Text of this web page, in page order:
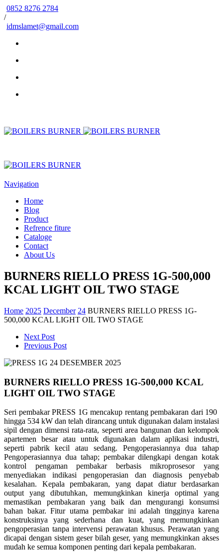
0852 8276 2784
/
idmslamet@gmail.com
Navigation
Home
Blog
Product
Refrence fiture
Cataloge
Contact
About Us
BURNERS RIELLO PRESS 1G-500,000
KCAL LIGHT OIL TWO STAGE
Home 2025 December 24 BURNERS RIELLO PRESS 1G-
500,000 KCAL LIGHT OIL TWO STAGE
Next Post
Previous Post
BURNERS RIELLO PRESS 1G-500,000 KCAL
LIGHT OIL TWO STAGE
Seri pembakar PRESS 1G mencakup rentang pembakaran dari 190
hingga 534 kW dan telah dirancang untuk digunakan dalam instalasi
sipil dengan dimensi rata-rata, seperti area bangunan dan kelompok
apartemen besar atau untuk digunakan dalam aplikasi industri,
seperti pabrik kecil atau sedang. Pengoperasiannya dua tahap
Pengoperasiannya dua tahap; pembakar dilengkapi dengan kotak
kontrol pengaman pembakar berbasis mikroprosesor yang
menyediakan indikasi pengoperasian dan diagnosis penyebab
kesalahan. Kepala pembakaran, yang dapat diatur berdasarkan
output yang dibutuhkan, memungkinkan kinerja optimal yang
memastikan pembakaran yang baik dan mengurangi konsumsi
bahan bakar. Fitur utama pembakar ini adalah tingginya karena
konstruksinya yang sederhana dan kuat, yang memungkinkan
pengoperasian tanpa intervensi perawatan khusus. Perawatan yang
dicapai dengan sistem geser bilah geser, yang memungkinkan akses
mudah ke semua komponen penting dari kepala pembakaran.